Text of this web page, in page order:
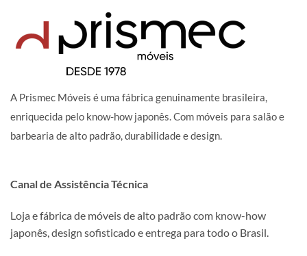
A Prismec Móveis é uma fábrica genuinamente brasileira,
enriquecida pelo know-how japonês. Com móveis para salão e
barbearia de alto padrão, durabilidade e design.
Canal de Assistência Técnica
Loja e fábrica de móveis de alto padrão com know-how
japonês, design sofisticado e entrega para todo o Brasil.